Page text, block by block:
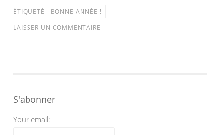
ÉTIQUETÉ
BONNE ANNÉE !
LAISSER UN COMMENTAIRE
S'abonner
Your email: